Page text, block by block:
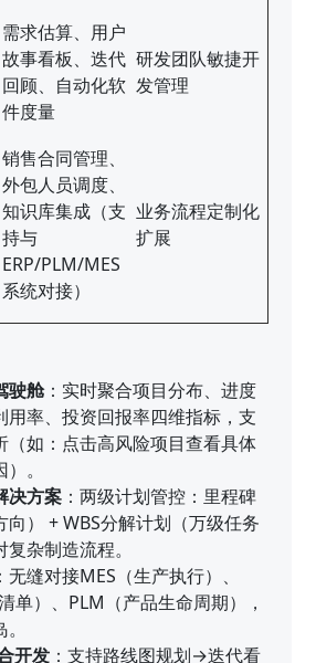
需求估算、用户
故事看板、迭代
回顾、自动化软
件度量
研发团队敏捷开
发管理
销售合同管理、
外包人员调度、
知识库集成（支
持与
ERP/PLM/MES
系统对接）
业务流程定制化
扩展
驶舱：实时聚合项目分布、进度
用率、投资回报率四维指标，支
（如：点击高风险项目查看具体
。
决方案 ：两级计划管控：里程碑
向） + WBS分解计划（万级任务
杂制造流程。
：无缝对接MES（生产执行）、
单）、PLM（产品生命周期），
开发 ：支持路线图规划→迭代看